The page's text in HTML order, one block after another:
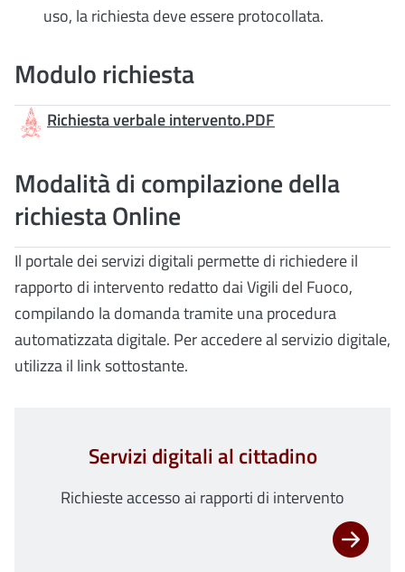
uso, la richiesta deve essere protocollata.
Modulo richiesta
Richiesta verbale intervento.PDF
Modalità di compilazione della
richiesta Online
Il portale dei servizi digitali permette di richiedere il
rapporto di intervento redatto dai Vigili del Fuoco,
compilando la domanda tramite una procedura
automatizzata digitale. Per accedere al servizio digitale,
utilizza il link sottostante.
Servizi digitali al cittadino
Richieste accesso ai rapporti di intervento